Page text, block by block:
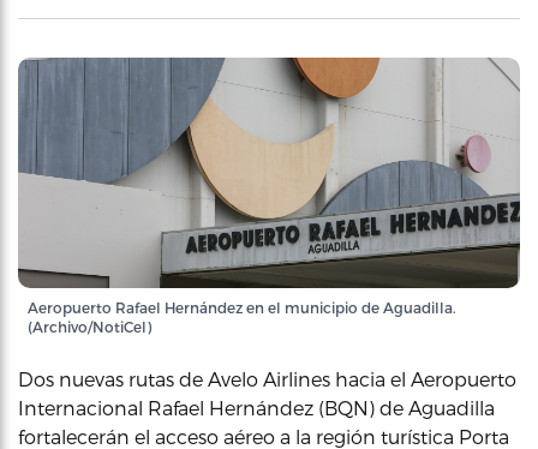
Aeropuerto Rafael Hernández en el municipio de Aguadilla.
(Archivo/NotiCel)
Dos nuevas rutas de Avelo Airlines hacia el Aeropuerto
Internacional Rafael Hernández (BQN) de Aguadilla
fortalecerán el acceso aéreo a la región turística Porta